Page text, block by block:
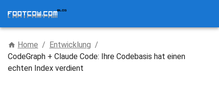
Home / Entwicklung /
CodeGraph + Claude Code: Ihre Codebasis hat einen
echten Index verdient